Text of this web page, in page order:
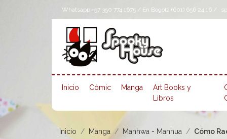
Whatsapp +57 350 774 1675 / En Bogotá (601) 656 24 16 /
Inicio Cómic Manga
Art Books y
Libros
Inicio Manga Manhwa - Manhua Cómo